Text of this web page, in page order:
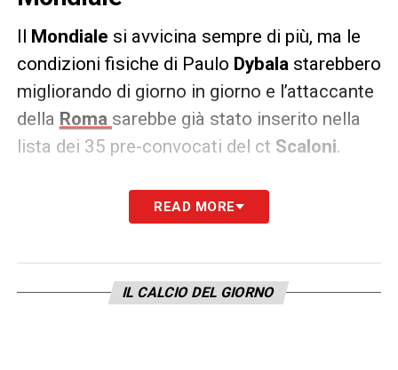
Il Mondiale si avvicina sempre di più, ma le
condizioni fisiche di Paulo Dybala starebbero
migliorando di giorno in giorno e l’attaccante
della Roma sarebbe già stato inserito nella
lista dei 35 pre-convocati del ct Scaloni.
E’ quanto afferma Gaston Edul, giornalista di
molto vicino alle faccende
comunicata entro il prossimo 13 novembre.
READ MORE
IL CALCIO DEL GIORNO